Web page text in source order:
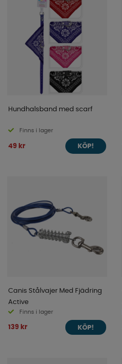
Hundhalsband med scarf
Finns i lager
49 kr KÖP!
Canis Stålvajer Med Fjädring
Active
Finns i lager
139 kr KÖP!